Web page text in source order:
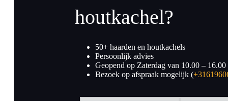
houtkachel?
50+ haarden en houtkachels
Persoonlijk advies
Geopend op Zaterdag van 10.00 – 16.00
Bezoek op afspraak mogelijk (